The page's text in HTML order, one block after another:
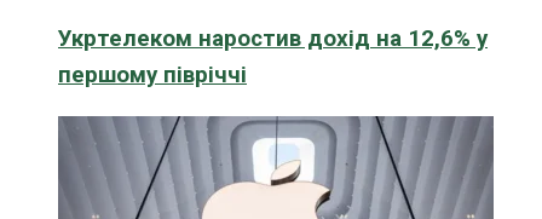
Укртелеком наростив дохід на 12,6% у
першому півріччі